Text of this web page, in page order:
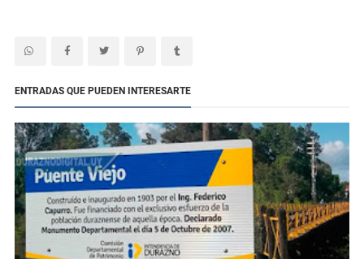
ENTRADAS QUE PUEDEN INTERESARTE